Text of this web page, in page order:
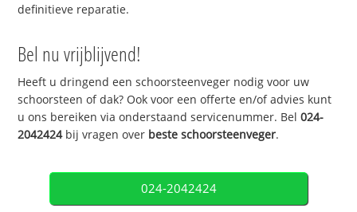
definitieve reparatie.
Bel nu vrijblijvend!
Heeft u dringend een schoorsteenveger nodig voor uw
schoorsteen of dak? Ook voor een offerte en/of advies kunt
u ons bereiken via onderstaand servicenummer. Bel024-
2042424bij vragen over beste schoorsteenveger.
024-2042424